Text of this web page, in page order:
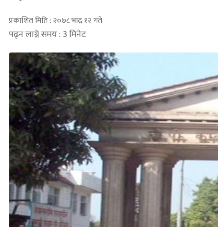
प्रकाशित मिति : २०७८ भाद्र १२ गते
पढ्न लाग्ने समय : 3 मिनेट